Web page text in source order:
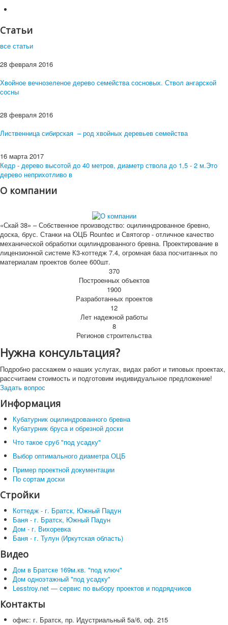
Статьи
все статьи
28 февраля 2016
Хвойное вечнозеленое дерево семейства сосновых. Ствол ангарской
сосны
28 февраля 2016
Лиственница сибирская – род хвойных деревьев семейства
16 марта 2017
Кедр - дерево высотой до 40 метров, диаметр ствола до 1,5 - 2 м.Это
дерево неприхотливо в
О компании
«Скай 38» – Собственное производство: оцилинндрованное бревно,
доска, брус. Станки на ОЦБ Rountec и Святогор - отличное качество
механической обработки оцилиндрованного бревна. Проектирование в
лицензионной системе К3-коттедж 7.4, огромная база посчитанных по
материалам проектов более 600шт.
370
Построенных объектов
1900
Разработанных проектов
12
Лет надежной работы
8
Регионов строительства
Нужна консультация?
Подробно расскажем о наших услугах, видах работ и типовых проектах,
рассчитаем стоимость и подготовим индивидуальное предложение!
Задать вопрос
Информация
Кубатурник оцилиндрованного бревна
Кубатурник бруса и обрезной доски
Что такое сруб "под усадку"
Выбор оптимального диаметра ОЦБ
Пример проектной документации
По сортам доски
Стройки
Коттедж - г. Братск, Южный Падун
Баня - г. Братск, Южный Падун
Дом - г. Вихоревка
Баня - г. Тулун (Иркутская область)
Видео
Дом в Братске 169м.кв. "под ключ"
Дом одноэтажный "под усадку"
Lesstroy.net — сервис по выбору проектов и подрядчиков
Контакты
офис: г. Братск, пр. Идустриальный 5а/6, оф. 215